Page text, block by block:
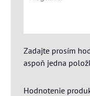
Zadajte prosím
aspoň jedna
Hodnotenie